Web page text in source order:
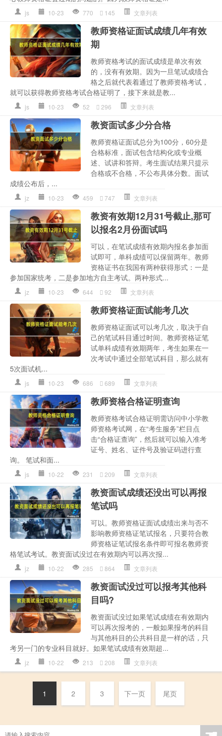
js 10-23 770 145 文章列表
教师资格证面试成绩几年有效
期
教师资格考试的面试成绩是单次有效
的，没有有效期。因为一旦笔试成绩合
格之后就代表着通过了教师资格考试，
就可以获得教师资格考试合格证明了，接下来就是教...
js 10-23 52 296 文章列表
教资面试多少分合格
教师资格证面试总分为100分，60分是
合格标准，面试包含结构化或专业概
述、试讲和答辩。考生面试结果只提示
合格或不合格，不公布具体分数。面试
成绩公布后，...
jz 10-23 459 747 文章列表
教资有效期12月31号截止,那可
以报名2月份面试吗
可以，在笔试成绩有效期内报名参加面
试即可，单科成绩可以保留两年。教师
资格证书在我国有两种获得形式：一是
参加国家统考，二是参加地方自主考试。两种形式...
jz 10-23 644 92 文章列表
教师资格证面试能考几次
教师资格证面试可以考几次，取决于自
己的笔试科目通过时间。教师资格证笔
试单科成绩有效期两年，考生如果在一
次考试中通过全部笔试科目，那么就有
5次面试机...
js 10-23 686 689 文章列表
教师资格合格证明查询
教师资格考试合格证明需访问中小学教
师资格考试网，在“考生服务”栏目点
击“合格证查询”，然后就可以输入准考
证号、姓名、证件号及验证码进行查
询。 笔试和面...
js 10-22 231 209 文章列表
教资面试成绩还没出可以再报
笔试吗
可以。教师资格证面试成绩出来与否不
影响教师资格证笔试报名，只要符合教
师资格证笔试报名条件即可报名教师资
格笔试考试。教资面试没过在有效期内可以再次报...
jz 10-22 285 864 文章列表
教资面试没过可以报考其他科
目吗?
教资面试没过如果笔试成绩在有效期内
可以再次报考的，一般如果报考的科目
与其他科目的公共科目是一样的话，只
考另一门的专业科目就好。如果笔试成绩有效期超...
jz 10-22 213 208 文章列表
1 2 3 下一页 尾页